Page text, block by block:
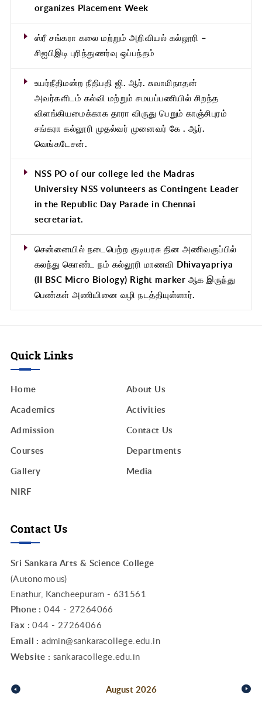
organizes Placement Week
ஸ்ரீ சங்கரா கலை மற்றும் அறிவியல் கல்லூரி –
சிஐபிஇடி புரிந்துணர்வு ஒப்பந்தம்
உயர்நீதிமன்ற நீதிபதி ஜி. ஆர். சுவாமிநாதன்
அவர்களிடம் கல்வி மற்றும் சமயப்பணியில் சிறந்த
விளங்கியமைக்காக தாரா விருது பெறும் காஞ்சிபுரம்
சங்கரா கல்லூரி முதல்வர் முனைவர் கே . ஆர்.
வெங்கடேசன்.
NSS PO of our college led the Madras
University NSS volunteers as Contingent Leader
in the Republic Day Parade in Chennai
secretariat.
சென்னையில் நடைபெற்ற குடியரசு தின அணிவகுப்பில்
கலந்து கொண்ட நம் கல்லூரி மாணவி Dhivayapriya
(II BSC Micro Biology) Right marker ஆக இருந்து
பெண்கள் அணியினை வழி நடத்தியுள்ளார்.
Quick Links
Home
About Us
Academics
Activities
Admission
Contact Us
Courses
Departments
Gallery
Media
NIRF
Contact Us
Sri Sankara Arts & Science College
(Autonomous)
Enathur, Kancheepuram - 631561
Phone : 044 - 27264066
Fax : 044 - 27264066
Email : admin@sankaracollege.edu.in
Website : sankaracollege.edu.in
August 2026